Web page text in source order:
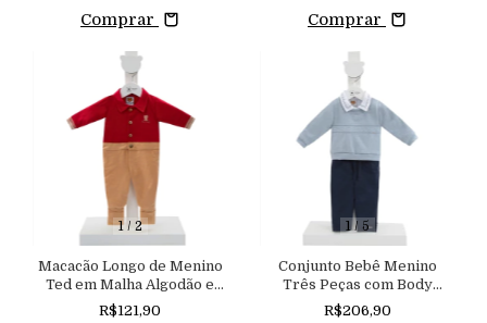
Comprar
Suspensório Regulável
Comprar
1/ 2
Macacão Longo de Menino
Ted em Malha Algodão e
Trabalhada
R$121,90
1/ 5
Conjunto Bebê Menino
Três Peças com Body
Suéter e Calça Aconchego
R$206,90